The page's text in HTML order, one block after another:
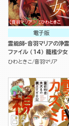
電子版
霊能師・音羽マリアの浄霊
ファイル （14） 籠檻少女
ひわときこ 音羽マリア